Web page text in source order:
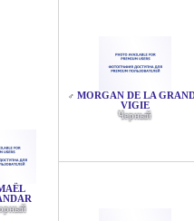
♂ MORGAN DE LA
VIGIE
Черный